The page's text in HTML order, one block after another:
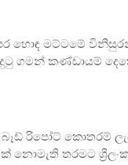
හොඳ මට්ටමේ
ගමන් කණ්ඩායම්
රිපෝට් කොතරම්
නොමැති තරමට